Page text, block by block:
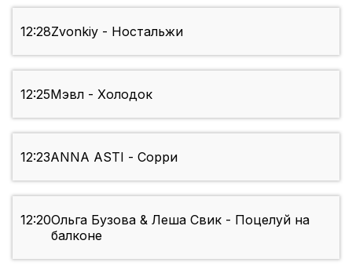
12:28Zvonkiy - Ностальжи
12:25Мэвл - Холодок
12:23ANNA ASTI - Сорри
12:20Ольга Бузова & Леша Свик - Поцелуй на
балконе